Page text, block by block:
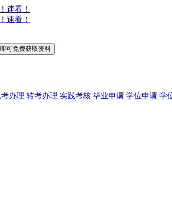
速看！
速看！
办理 转考办理 实践考核 毕业申请 学位申请 学